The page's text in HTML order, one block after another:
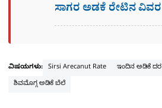
ಸಾಗರ ಅಡಕೆ ರೇಟಿನ ವಿವರ
ವಿಷಯಗಳು: Sirsi Arecanut Rate ಇಂದಿನ ಅಡಿಕೆ ದರ
ಶಿವಮೊಗ್ಗ ಅಡಿಕೆ ಬೆಲೆ